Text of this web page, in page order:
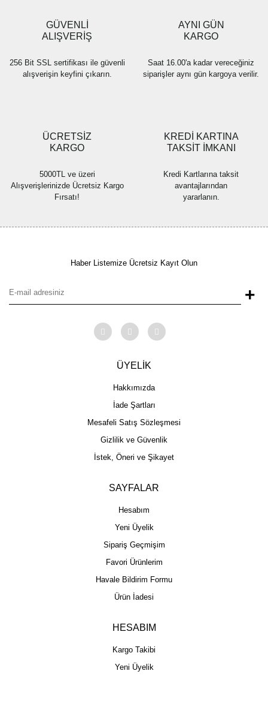
GÜVENLİ
ALIŞVERİŞ
256 Bit SSL sertifikası ile güvenli
alışverişin keyfini çıkarın.
AYNI GÜN
KARGO
Saat 16.00'a kadar vereceğiniz
siparişler aynı gün kargoya verilir.
ÜCRETSİZ
KARGO
5000TL ve üzeri
Alışverişlerinizde Ücretsiz Kargo
Fırsatı!
KREDİ KARTINA
TAKSİT İMKANI
Kredi Kartlarına taksit
avantajlarından
yararlanın.
Haber Listemize Ücretsiz Kayıt Olun
+
ÜYELİK
Hakkımızda
İade Şartları
Mesafeli Satış Sözleşmesi
Gizlilik ve Güvenlik
İstek, Öneri ve Şikayet
SAYFALAR
Hesabım
Yeni Üyelik
Sipariş Geçmişim
Favori Ürünlerim
Havale Bildirim Formu
Ürün İadesi
HESABIM
Kargo Takibi
Yeni Üyelik